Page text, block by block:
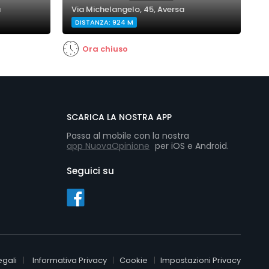
Via Michelangelo, 45, Aversa
DISTANZA: 924 M
Ora chiuso
SCARICA LA NOSTRA APP
Passa al mobile con la nostra
app NuovaOpinione per iOS e Android.
Seguici su
Informativa Privacy Cookie Impostazioni Privacy